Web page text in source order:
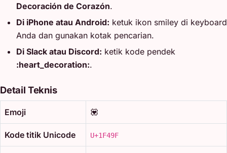
Decoración de Corazón.
Di iPhone atau Android: ketuk ikon smiley di keyboard
Anda dan gunakan kotak pencarian.
Di Slack atau Discord: ketik kode pendek
:heart_decoration:.
Detail Teknis
Emoji 💟
Kode titik Unicode U+1F49F